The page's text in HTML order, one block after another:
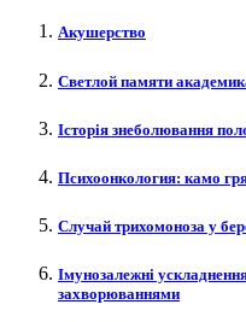
Акушерство
Светлой памяти
Історія знеболювання
Психоонкология: камо
Случай трихомоноза у
Імунозалежні
захворюваннями